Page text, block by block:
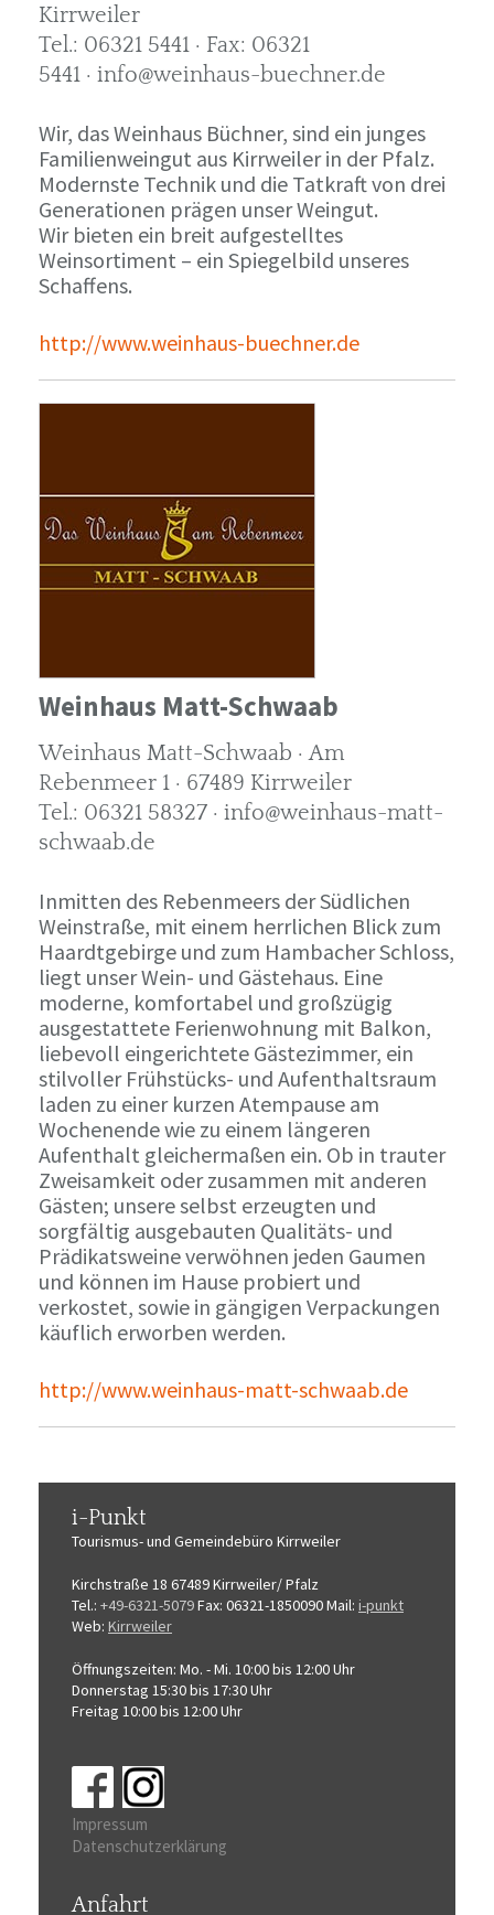
Kirrweiler
Tel.: 06321 5441 · Fax: 06321
5441 · info@weinhaus-buechner.de
Wir, das Weinhaus Büchner, sind ein junges
Familienweingut aus Kirrweiler in der Pfalz.
Modernste Technik und die Tatkraft von drei
Generationen prägen unser Weingut.
Wir bieten ein breit aufgestelltes
Weinsortiment – ein Spiegelbild unseres
Schaffens.
http://www.weinhaus-buechner.de
Weinhaus Matt-Schwaab
Weinhaus Matt-Schwaab · Am
Rebenmeer 1 · 67489 Kirrweiler
Tel.: 06321 58327 · info@weinhaus-matt-
schwaab.de
Inmitten des Rebenmeers der Südlichen
Weinstraße, mit einem herrlichen Blick zum
Haardtgebirge und zum Hambacher Schloss,
liegt unser Wein- und Gästehaus. Eine
moderne, komfortabel und großzügig
ausgestattete Ferienwohnung mit Balkon,
liebevoll eingerichtete Gästezimmer, ein
stilvoller Frühstücks- und Aufenthaltsraum
laden zu einer kurzen Atempause am
Wochenende wie zu einem längeren
Aufenthalt gleichermaßen ein. Ob in trauter
Zweisamkeit oder zusammen mit anderen
Gästen; unsere selbst erzeugten und
sorgfältig ausgebauten Qualitäts- und
Prädikatsweine verwöhnen jeden Gaumen
und können im Hause probiert und
verkostet, sowie in gängigen Verpackungen
käuflich erworben werden.
http://www.weinhaus-matt-schwaab.de
i-Punkt
Tourismus-und Gemeindebüro Kirrweiler
Kirchstraße 18 67489 Kirrweiler/ Pfalz
Tel.: +49-6321-5079Fax: 06321-1850090Mail: i-punkt
Web: Kirrweiler
Öffnungszeiten: Mo. - Mi. 10:00 bis 12:00 Uhr
Donnerstag 15:30 bis 17:30 Uhr
Freitag 10:00 bis 12:00 Uhr
Impressum
Datenschutzerklärung
Anfahrt